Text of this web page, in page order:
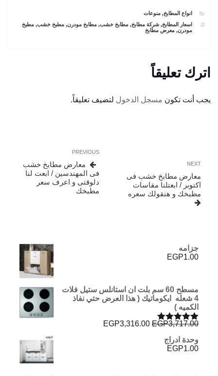
CATEGORIES
انواع المطابخ,منوعات
TAGS
اسعار المطابخ,شركة مطابخ,مطابخ خشب,مطابخ مودرن,مطبخ خشب,مطبخ
مودرن,معرض مطابخ
اترك تعليقاً
يجب أنت تكون مسجل الدخول لتضيف تعليقاً.
المقالات
Previous
Post
PREVIOUS
معارض مطابخ خشب
فى المهندسين / ابعت لنا
دلوقتى و اعرف سعر
مطبخك
Next
Post
NEXT
معارض مطابخ خشب فى
اكتوبر / ابعتلنا مقاسات
مطبخك و هنقولك سعره
جزامه
EGP1.00
مسطح 60 سم بلت ان استانلس ستيل فلات
4 شعله ايكوماتيك ( هذا العرض حتي نفاذ
الكميه )
تم التقييم
من 5
EGP3,717.00
السعر
EGP3,316.00
وحدة ادراج
EGP1.00